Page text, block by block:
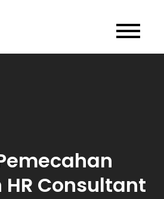
& Organization Development
Consultant